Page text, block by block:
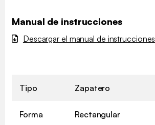
Manual de instrucciones
Descargar el manual de instrucciones
Tipo Zapatero
Forma Rectangular